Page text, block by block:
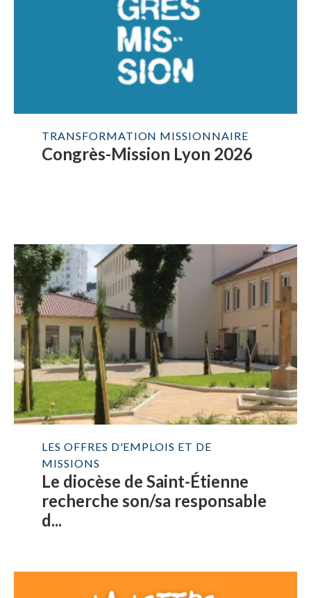
TRANSFORMATION MISSIONNAIRE
Congrès-Mission Lyon 2026
LES OFFRES D'EMPLOIS ET DE
MISSIONS
Le diocèse de Saint-Étienne
recherche son/sa responsable
d...